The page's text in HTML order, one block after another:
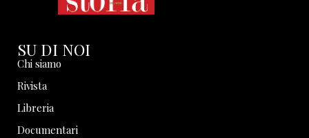
SU DI NOI
Chi siamo
Rivista
Libreria
Documentari